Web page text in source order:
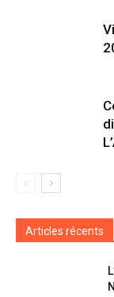
Articles récents